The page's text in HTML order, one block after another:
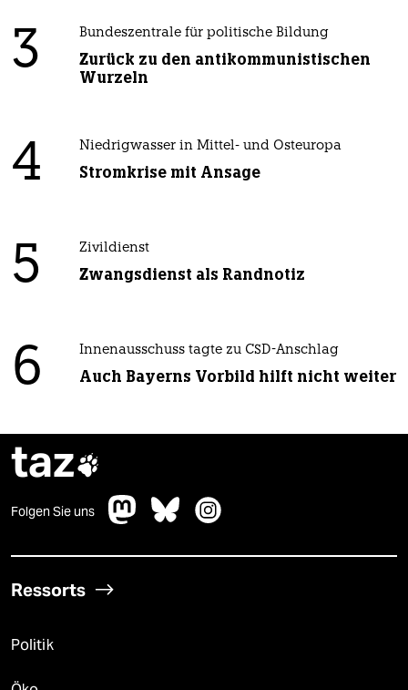
3 Bundeszentrale für politische Bildung
Zurück zu den antikommunistischen
Wurzeln
4 Niedrigwasser in Mittel- und Osteuropa
Stromkrise mit Ansage
5 Zivildienst
Zwangsdienst als Randnotiz
6 Innenausschuss tagte zu CSD-Anschlag
Auch Bayerns Vorbild hilft nicht weiter
taz
Folgen Sie uns
Ressorts
Politik